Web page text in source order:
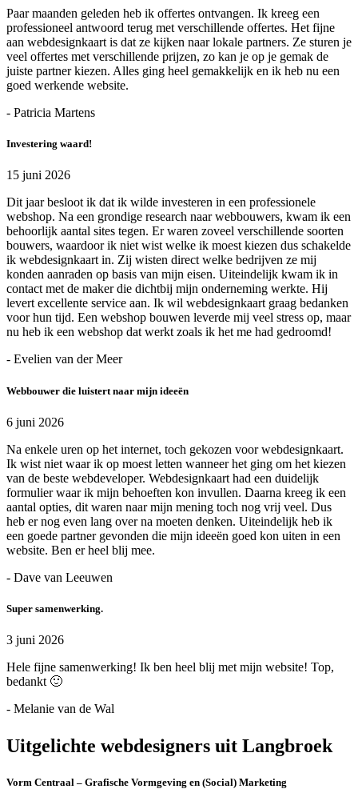
Paar maanden geleden heb ik offertes ontvangen. Ik kreeg een
professioneel antwoord terug met verschillende offertes. Het fijne
aan webdesignkaart is dat ze kijken naar lokale partners. Ze sturen je
veel offertes met verschillende prijzen, zo kan je op je gemak de
juiste partner kiezen. Alles ging heel gemakkelijk en ik heb nu een
goed werkende website.
- Patricia Martens
Investering waard!
15 juni 2026
Dit jaar besloot ik dat ik wilde investeren in een professionele
webshop. Na een grondige research naar webbouwers, kwam ik een
behoorlijk aantal sites tegen. Er waren zoveel verschillende soorten
bouwers, waardoor ik niet wist welke ik moest kiezen dus schakelde
ik webdesignkaart in. Zij wisten direct welke bedrijven ze mij
konden aanraden op basis van mijn eisen. Uiteindelijk kwam ik in
contact met de maker die dichtbij mijn onderneming werkte. Hij
levert excellente service aan. Ik wil webdesignkaart graag bedanken
voor hun tijd. Een webshop bouwen leverde mij veel stress op, maar
nu heb ik een webshop dat werkt zoals ik het me had gedroomd!
- Evelien van der Meer
Webbouwer die luistert naar mijn ideeën
6 juni 2026
Na enkele uren op het internet, toch gekozen voor webdesignkaart.
Ik wist niet waar ik op moest letten wanneer het ging om het kiezen
van de beste webdeveloper. Webdesignkaart had een duidelijk
formulier waar ik mijn behoeften kon invullen. Daarna kreeg ik een
aantal opties, dit waren naar mijn mening toch nog vrij veel. Dus
heb er nog even lang over na moeten denken. Uiteindelijk heb ik
een goede partner gevonden die mijn ideeën goed kon uiten in een
website. Ben er heel blij mee.
- Dave van Leeuwen
Super samenwerking.
3 juni 2026
Hele fijne samenwerking! Ik ben heel blij met mijn website! Top,
bedankt 🙂
- Melanie van de Wal
Uitgelichte webdesigners uit Langbroek
Vorm Centraal – Grafische Vormgeving en (Social) Marketing